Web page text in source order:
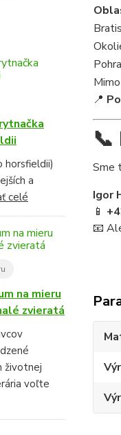
horsfieldii)
a
celé
na mieru
zvieratá
životnej
voľte
📍
Sme
Igor
📱
📧